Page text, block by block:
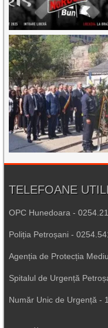
TELEFOANE
OPC Hunedoara -
Poliția Petroșani -
Agenția de Protecția
Spitalul de Urgență
Număr Unic de Urgență -